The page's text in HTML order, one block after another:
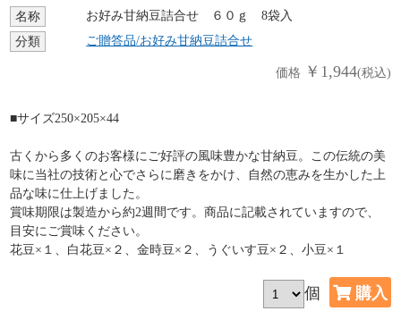
名称
お好み甘納豆詰合せ ６０ｇ 8袋入
分類
ご贈答品/お好み甘納豆詰合せ
価格 ￥1,944(税込)
■サイズ250×205×44
古くから多くのお客様にご好評の風味豊かな甘納豆。この伝統の美
味に当社の技術と心でさらに磨きをかけ、自然の恵みを生かした上
品な味に仕上げました。
賞味期限は製造から約2週間です。商品に記載されていますので、
目安にご賞味ください。
花豆×１、白花豆×２、金時豆×２、うぐいす豆×２、小豆×１
個